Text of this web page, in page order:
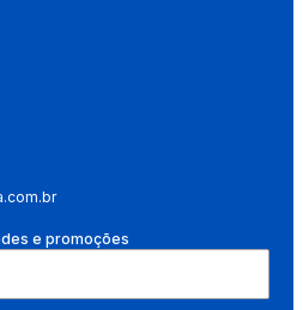
e promoções